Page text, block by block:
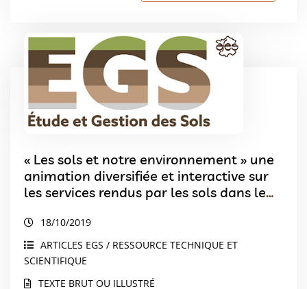
« Les sols et notre environnement » une
animation diversifiée et interactive sur
les services rendus par les sols dans le
à Madagascar
18/10/2019
ARTICLES EGS / RESSOURCE TECHNIQUE ET
SCIENTIFIQUE
TEXTE BRUT OU ILLUSTRÉ